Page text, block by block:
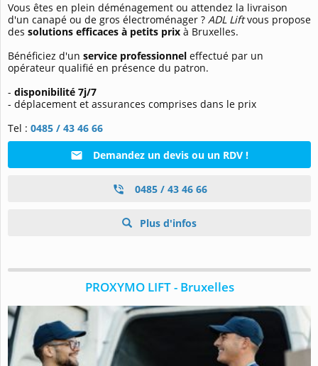
Vous êtes en plein déménagement ou attendez la livraison
d'un canapé ou de gros électroménager ? ADL Liftvous propose
des solutions efficaces à petits prix à Bruxelles.
Bénéficiez d'un service professionnel effectué par un
opérateur qualifié en présence du patron.
- disponibilité 7j/7
- déplacement et assurances comprises dans le prix
Tel : 0485 / 43 46 66
Demandez un devis ou un RDV !
0485 / 43 46 66
Plus d'infos
PROXYMO LIFT - Bruxelles